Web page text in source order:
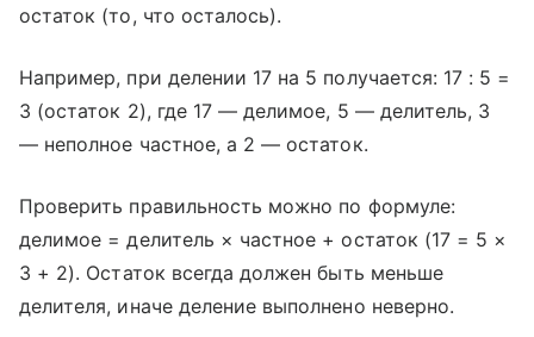
остаток (то, что осталось).
Например, при делении 17 на 5 получается: 17 : 5 =
3 (остаток 2), где 17 — делимое, 5 — делитель, 3
— неполное частное, а 2 — остаток.
Проверить правильность можно по формуле:
делимое = делитель × частное + остаток (17 = 5 ×
3 + 2). Остаток всегда должен быть меньше
делителя, иначе деление выполнено неверно.